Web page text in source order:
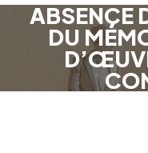
ABSENCE
DU